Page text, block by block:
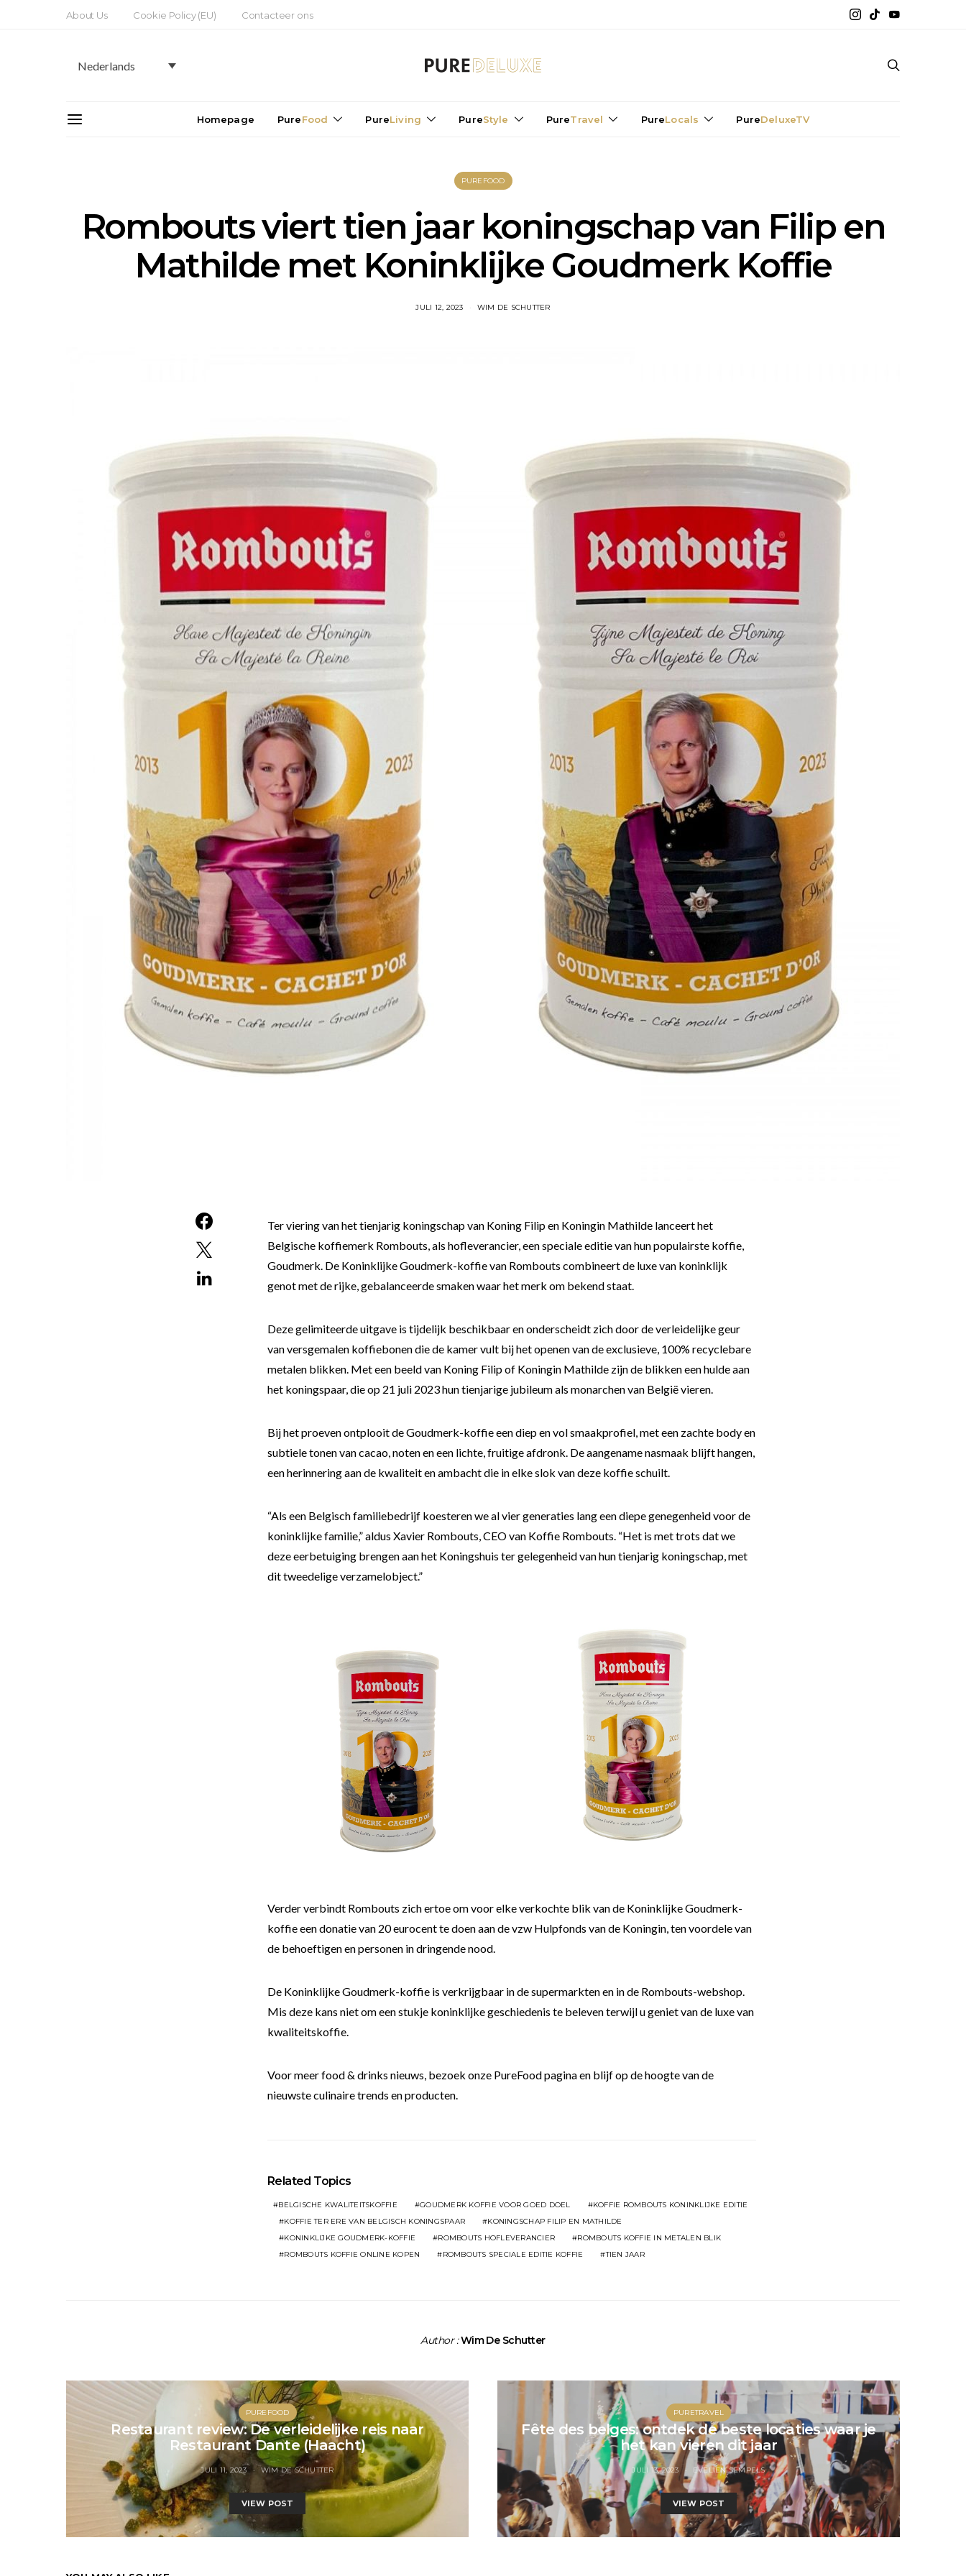
About Us Cookie Policy (EU) Contacteer ons
Nederlands
Homepage PureFood PureLiving PureStyle PureTravel PureLocals PureDeluxeTV
PUREFOOD
Rombouts viert tien jaar koningschap van Filip en
Mathilde met Koninklijke Goudmerk Koffie
JULI 12, 2023 WIM DE SCHUTTER
Ter viering van het tienjarig koningschap van Koning Filip en Koningin Mathilde lanceert het
Belgische koffiemerk Rombouts, als hofleverancier, een speciale editie van hun populairste koffie,
Goudmerk. De Koninklijke Goudmerk-koffie van Rombouts combineert de luxe van koninklijk
genot met de rijke, gebalanceerde smaken waar het merk om bekend staat.
Deze gelimiteerde uitgave is tijdelijk beschikbaar en onderscheidt zich door de verleidelijke geur
van versgemalen koffiebonen die de kamer vult bij het openen van de exclusieve, 100% recyclebare
metalen blikken. Met een beeld van Koning Filip of Koningin Mathilde zijn de blikken een hulde aan
het koningspaar, die op 21 juli 2023 hun tienjarige jubileum als monarchen van België vieren.
Bij het proeven ontplooit de Goudmerk-koffie een diep en vol smaakprofiel, met een zachte body en
subtiele tonen van cacao, noten en een lichte, fruitige afdronk. De aangename nasmaak blijft hangen,
een herinnering aan de kwaliteit en ambacht die in elke slok van deze koffie schuilt.
“Als een Belgisch familiebedrijf koesteren we al vier generaties lang een diepe genegenheid voor de
koninklijke familie,” aldus Xavier Rombouts, CEO van Koffie Rombouts. “Het is met trots dat we
deze eerbetuiging brengen aan het Koningshuis ter gelegenheid van hun tienjarig koningschap, met
dit tweedelige verzamelobject.”
Verder verbindt Rombouts zich ertoe om voor elke verkochte blik van de Koninklijke Goudmerk-
koffie een donatie van 20 eurocent te doen aan de vzw Hulpfonds van de Koningin, ten voordele van
de behoeftigen en personen in dringende nood.
De Koninklijke Goudmerk-koffie is verkrijgbaar in de supermarkten en in de Rombouts-webshop.
Mis deze kans niet om een stukje koninklijke geschiedenis te beleven terwijl u geniet van de luxe van
kwaliteitskoffie.
Voor meer food & drinks nieuws, bezoek onze PureFood pagina en blijf op de hoogte van de
nieuwste culinaire trends en producten.
Related Topics
BELGISCHE KWALITEITSKOFFIE GOUDMERK KOFFIE VOOR GOED DOEL
KOFFIE ROMBOUTS KONINKLIJKE EDITIE
KOFFIE TER ERE VAN BELGISCH KONINGSPAAR
KONINGSCHAP FILIP EN MATHILDE
KONINKLIJKE GOUDMERK-KOFFIE
ROMBOUTS HOFLEVERANCIER
ROMBOUTS KOFFIE IN METALEN BLIK
ROMBOUTS KOFFIE ONLINE KOPEN
ROMBOUTS SPECIALE EDITIE KOFFIE TIEN JAAR
Author :Wim De Schutter
PUREFOOD
Restaurant review: De verleidelijke reis naar
Restaurant Dante (Haacht)
JULI 11, 2023 WIM DE SCHUTTER
VIEW POST
PURETRAVEL
Fête des belges: ontdek de beste locaties waar je
het kan vieren dit jaar
JULI 13, 2023 EVELIEN SEMPELS
VIEW POST